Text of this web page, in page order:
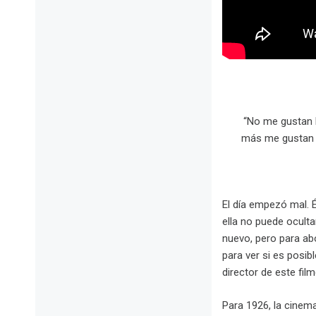
“No me
más me gustan
El día empezó mal.
ella no puede
nuevo, pero para
para ver si es
director de este
Para 1926, la